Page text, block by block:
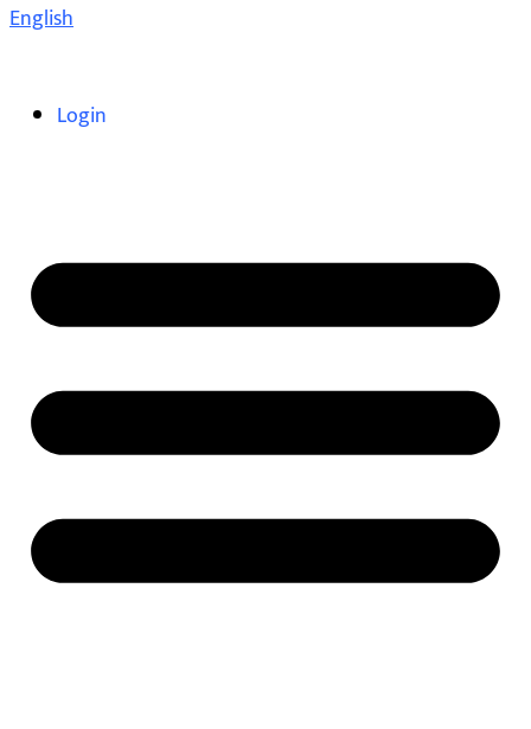
English
Login